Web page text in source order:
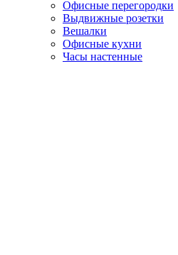
Офисные перегородки
Выдвижные розетки
Вешалки
Офисные кухни
Часы настенные